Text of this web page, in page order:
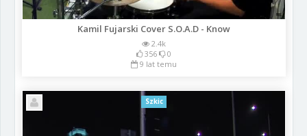
Kamil Fujarski Cover S.O.A.D - Know
2.4k
356
0
9 lat temu
Szkic